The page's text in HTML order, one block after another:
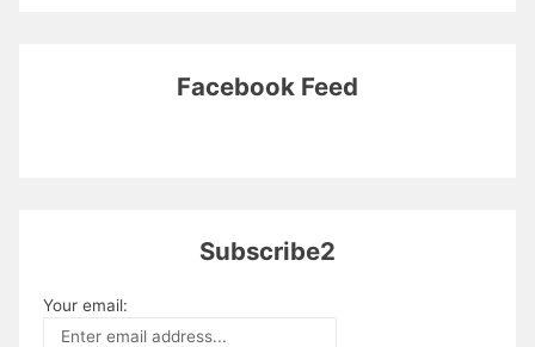
Facebook Feed
Subscribe2
Your email: